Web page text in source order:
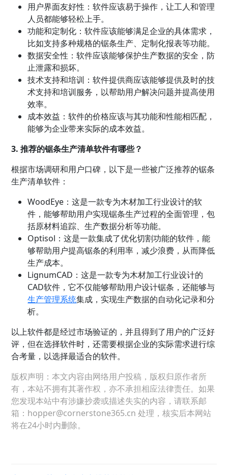
用户界面友好性：软件应该易于操作，让工人和管理
人员都能够轻松上手。
功能和定制化：软件应该能够满足企业的具体需求，
比如支持多种规格的锯条生产、定制化报表等功能。
数据安全性：软件应该能够保护生产数据的安全，防
止泄露和损坏。
技术支持和培训：软件提供商应该能够提供及时的技
术支持和培训服务，以帮助用户解决问题并提高使用
效率。
成本效益：软件的价格应该与其功能和性能相匹配，
能够为企业带来实际的成本效益。
3. 推荐的锯条生产清单软件有哪些？
根据市场调研和用户口碑，以下是一些被广泛推荐的锯条
生产清单软件：
WoodEye：这是一款专为木材加工行业设计的软
件，能够帮助用户实现锯条生产过程的全面管理，包
括原材料追踪、生产数据分析等功能。
Optisol：这是一款集成了优化切割功能的软件，能
够帮助用户提高锯条的利用率，减少浪费，从而降低
生产成本。
LignumCAD：这是一款专为木材加工行业设计的
CAD软件，它不仅能够帮助用户设计锯条，还能够与
生产管理系统集成，实现生产数据的自动化记录和分
析。
以上软件都是经过市场验证的，并且得到了用户的广泛好
评，但在选择软件时，还需要根据企业的实际需求进行综
合考量，以选择最适合的软件。
版权声明：本文内容由网络用户投稿，版权归原作者所
有，本站不拥有其著作权，亦不承担相应法律责任。如果
您发现本站中有涉嫌抄袭或描述失实的内容，请联系邮
箱：hopper@cornerstone365.cn 处理，核实后本网站
将在24小时内删除。